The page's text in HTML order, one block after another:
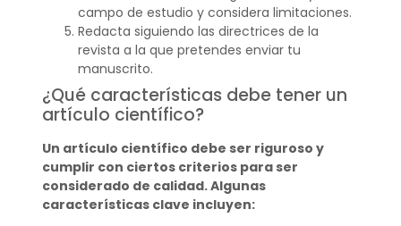
campo de estudio y considera limitaciones.
Redacta siguiendo las directrices de la
revista a la que pretendes enviar tu
manuscrito.
¿Qué características debe tener un
artículo científico?
Un artículo científico debe ser riguroso y
cumplir con ciertos criterios para ser
considerado de calidad. Algunas
características clave incluyen: